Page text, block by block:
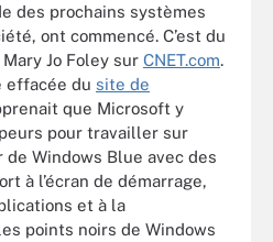
des prochains systèmes
ont commencé. C’est du
Jo Foley sur CNET.com.
effacée du site de
que Microsoft y
pour travailler sur
de Windows Blue avec des
à l’écran de démarrage,
et à la
points noirs de Windows